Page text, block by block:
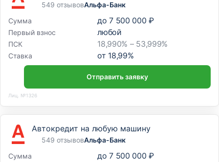
549 отзывовАльфа-Банк
Сумма
до 7 500 000 ₽
Первый взнос любой
ПСК 18,990% – 53,999%
Ставка от 18,99%
Отправить заявку
Лиц. №1326
Автокредит на любую машину
549 отзывовАльфа-Банк
Сумма
до 7 500 000 ₽